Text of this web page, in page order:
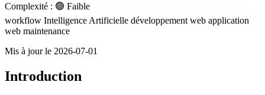
Complexité : 🟢 Faible
workflow Intelligence Artificielle développement web application
web maintenance
Mis à jour le 2026-07-01
Introduction